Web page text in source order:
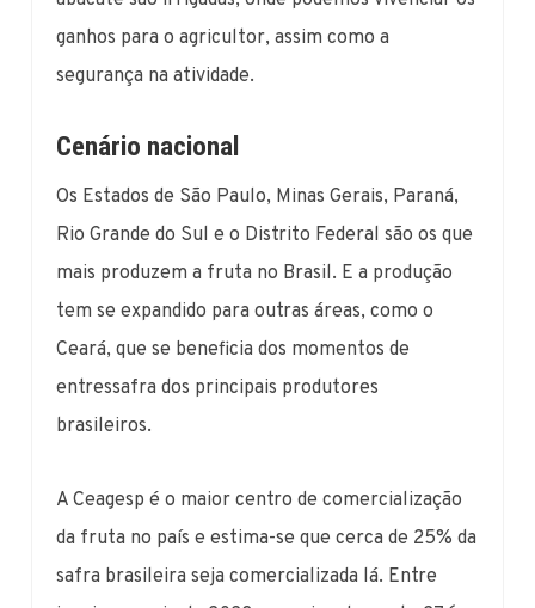
ganhos para o agricultor, assim como a
segurança na atividade.
Cenário nacional
Os Estados de São Paulo, Minas Gerais, Paraná,
Rio Grande do Sul e o Distrito Federal são os que
mais produzem a fruta no Brasil. E a produção
tem se expandido para outras áreas, como o
Ceará, que se beneficia dos momentos de
entressafra dos principais produtores
brasileiros.
A Ceagesp é o maior centro de comercialização
da fruta no país e estima-se que cerca de 25% da
safra brasileira seja comercializada lá. Entre